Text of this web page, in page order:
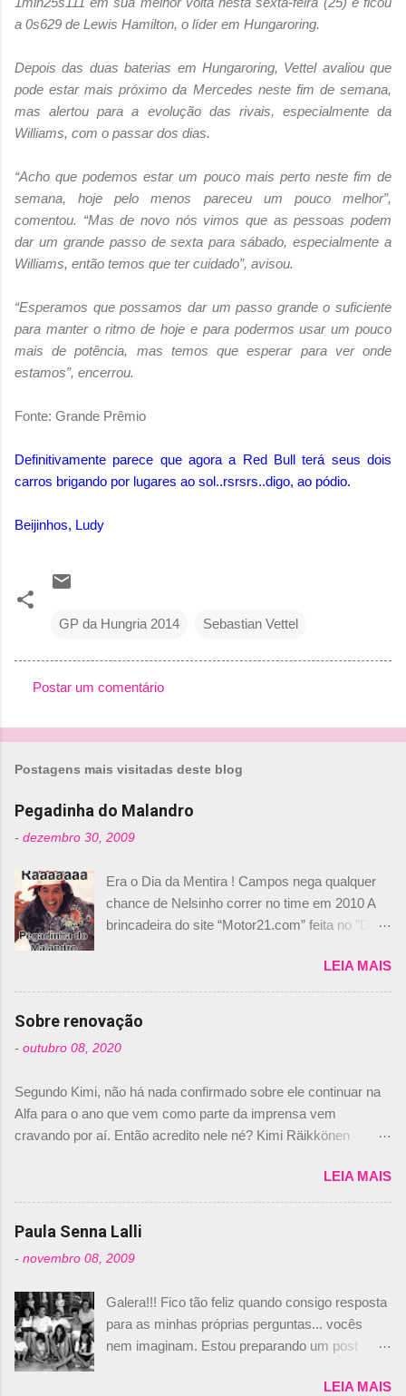
a 0s629 de Lewis Hamilton, o líder em Hungaroring.
Depois das duas baterias em Hungaroring, Vettel avaliou que
pode estar mais próximo da Mercedes neste fim de semana,
mas alertou para a evolução das rivais, especialmente da
Williams, com o passar dos dias.
“Acho que podemos estar um pouco mais perto neste fim de
semana, hoje pelo menos pareceu um pouco melhor”,
comentou. “Mas de novo nós vimos que as pessoas podem
dar um grande passo de sexta para sábado, especialmente a
Williams, então temos que ter cuidado”, avisou.
“Esperamos que possamos dar um passo grande o suficiente
para manter o ritmo de hoje e para podermos usar um pouco
mais de potência, mas temos que esperar para ver onde
estamos”, encerrou.
Fonte: Grande Prêmio
Definitivamente parece que agora a Red Bull terá seus dois
carros brigando por lugares ao sol..rsrsrs..digo, ao pódio.
Beijinhos, Ludy
GP da Hungria 2014 Sebastian Vettel
o
n
t
r
i
o
Postar um comentário
Postagens mais visitadas deste blog
Pegadinha do Malandro
- dezembro 30, 2009
Era o Dia da Mentira ! Campos nega qualquer
chance de Nelsinho correr no time em 2010 A
brincadeira do site “Motor21.com” feita no "Día
de abril –, afirmando que Nelson Piquet havia
comprado 15% das ações da Campos, dando,
com isso, um lugar no time a Nelsinho Piquet,
foi esclarecida de uma vez por todas por
Daniele Audetto, diretor da escuderia. O
não será o companheiro de Bruno Senna em
2010. "Na verdade, nós recebemos uma oferta
de Piquet", admitiu Audetto. “Mas depois de ter
dois brasileiros”, explicou, dizendo ainda que
não tem nada contra o filho do tricampeão
Nelson Piquet. “Ele é um bom piloto, rápido e
experiente.” Audetto disse ainda que a suposta
não corresponde à realidade. “O suposto 15%
de investimento seria menor do que aquilo que
outros pilotos podem trazer: italianos, r...
LEIA MAIS
Sobre renovação
- outubro 08, 2020
Segundo Kimi, não há nada confirmado sobre ele continuar na
Alfa para o ano que vem como parte da imprensa vem
cravando por aí. Então acredito nele né? Kimi Räikkönen
truth but I’ve never had an option in my contract so that’s
should, pretty much, tell you that it’s not true." #Kimi7 #EifelGP
#AlfaRomeoRacing pic.twitter.com/77EDVn39Ia — Kimi
Romain falando sobre o fato do Iceman estar há tantos anos na
@RGrosjean ! #EifelGP 🇩🇪 #F1
pic.twitter.com/GSAu1LWnwW — Formula 1 (@F1) October 8,
2020 Beijinhos, Ludy
LEIA MAIS
Paula Senna Lalli
- novembro 08, 2009
Galera!!! Fico tão feliz quando consigo resposta
para as minhas próprias perguntas... vocês
nem imaginam. Estou preparando um post
nunca falei sobre ela, aqui no Octeto. No meio
LEIA MAIS